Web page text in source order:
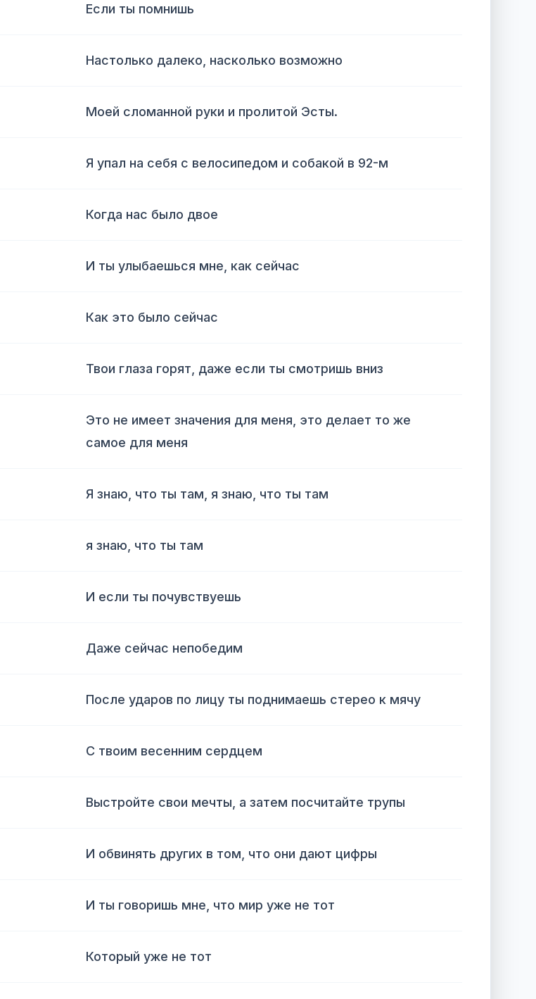
Если ты помнишь
Настолько далеко, насколько возможно
Моей сломанной руки и пролитой Эсты.
Я упал на себя с велосипедом и собакой в ​​​​92-м
Когда нас было двое
И ты улыбаешься мне, как сейчас
Как это было сейчас
Твои глаза горят, даже если ты смотришь вниз
Это не имеет значения для меня, это делает то же
самое для меня
Я знаю, что ты там, я знаю, что ты там
я знаю, что ты там
И если ты почувствуешь
Даже сейчас непобедим
После ударов по лицу ты поднимаешь стерео к мячу
С твоим весенним сердцем
Выстройте свои мечты, а затем посчитайте трупы
И обвинять других в том, что они дают цифры
И ты говоришь мне, что мир уже не тот
Который уже не тот